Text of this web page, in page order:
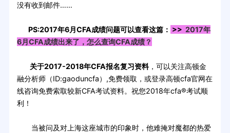
没有收到邮件……
PS:2017年6月CFA成绩问题可以查看这篇： >> 2017年
6月CFA成绩出来了，怎么查询CFA成绩？
关于2017-2018年CFA报名复习资料，可以关注高顿金
融分析师（ID:gaoduncfa）,免费领取，或登录高顿cfa官网在
线咨询免费索取较新CFA考试资料。祝您2018年cfa®考试顺
利！
当被问及对上海这座城市的印象时，他难掩对魔都的热爱